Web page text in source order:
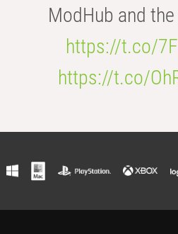
ModHub and
https://t.co/
https://t.co/